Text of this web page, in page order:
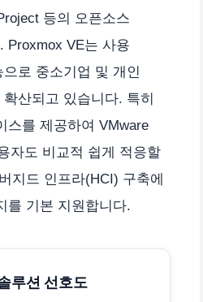
등의 오픈소스
Proxmox VE는 사용
로 중소기업 및 개인
산되고 있습니다. 특히
스를 제공하여 VMware
자도 비교적 쉽게 적응할
지드 인프라(HCI) 구축에
를 기본 지원합니다.
루션 선호도